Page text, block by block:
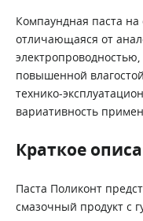
Компаундная паста
отличающаяся от
повышенной
технико-
вариативность
Краткое
Паста Поликонт
смазочный продукт с